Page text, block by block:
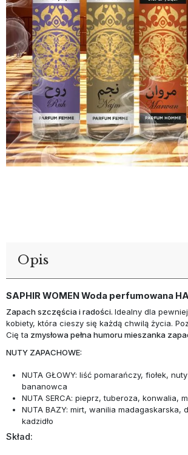
Opis
SAPHIR WOMEN Woda perfumowana
Zapach szczęścia i radości. Idealny dla
kobiety, która cieszy się każdą chwilą życia.
Cię ta zmysłowa pełna humoru mieszanka
NUTY ZAPACHOWE:
NUTA GŁOWY: liść pomarańczy, fiołek,
bananowca
NUTA SERCA: pieprz, tuberoza, konwalia,
NUTA BAZY: mirt, wanilia madagaskarska,
kadzidło
Skład: